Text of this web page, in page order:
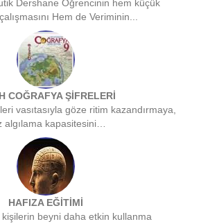
Dershane Öğrencinin hem küçük
Hem de Veriminin...
COĞRAFYA ŞİFRELERİ
vasıtasıyla göze ritim kazandırmaya,
algılama kapasitesini…
HAFIZA EĞİTİMİ
kişilerin beyni daha etkin kullanma